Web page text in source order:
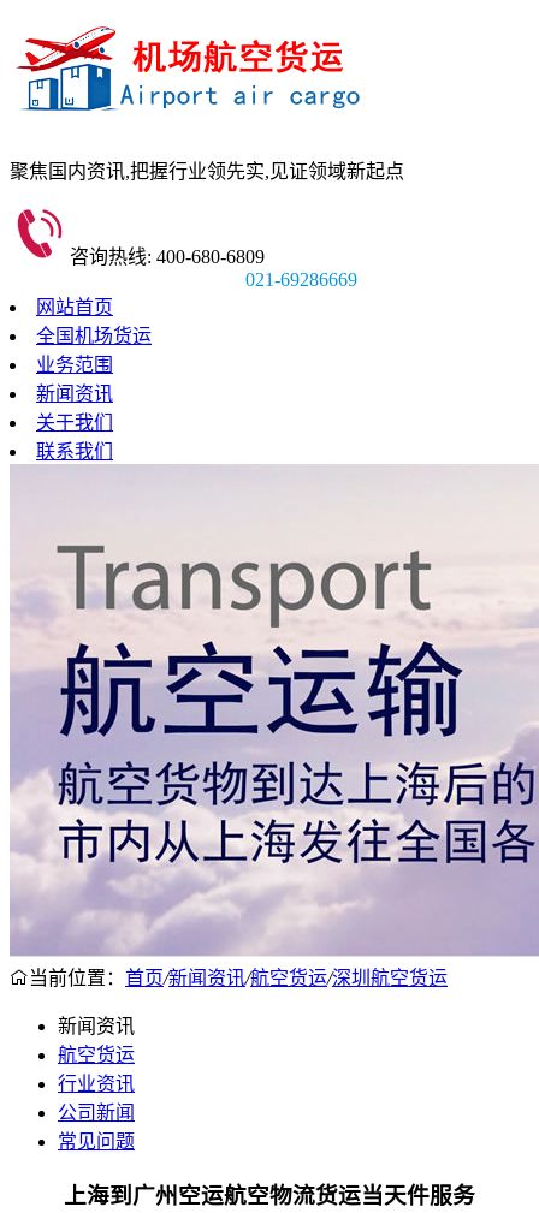
聚焦国内资讯,把握行业领先实,见证领域新起点
咨询热线: 400-680-6809
021-69286669
网站首页
全国机场货运
业务范围
新闻资讯
关于我们
联系我们
当前位置： 首页/新闻资讯/航空货运/深圳航空货运
新闻资讯
航空货运
行业资讯
公司新闻
常见问题
上海到广州空运航空物流货运当天件服务